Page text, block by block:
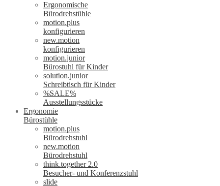
Ergonomische
Bürodrehstühle
motion.plus
konfigurieren
new.motion
konfigurieren
motion.junior
Bürostuhl für Kinder
solution.junior
Schreibtisch für Kinder
%SALE%
Ausstellungsstücke
Ergonomie
Bürostühle
motion.plus
Bürodrehstuhl
new.motion
Bürodrehstuhl
think.together 2.0
Besucher- und Konferenzstuhl
slide